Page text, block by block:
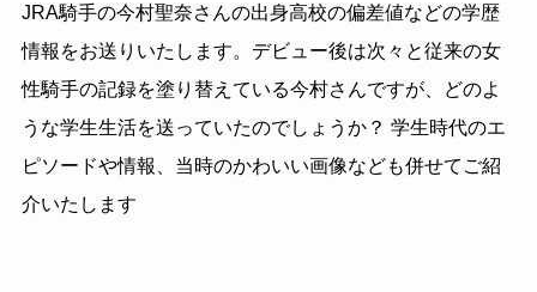
JRA騎手の今村聖奈さんの出身高校の偏差値などの学歴
情報をお送りいたします。デビュー後は次々と従来の女
性騎手の記録を塗り替えている今村さんですが、どのよ
うな学生生活を送っていたのでしょうか？ 学生時代のエ
ピソードや情報、当時のかわいい画像なども併せてご紹
介いたします